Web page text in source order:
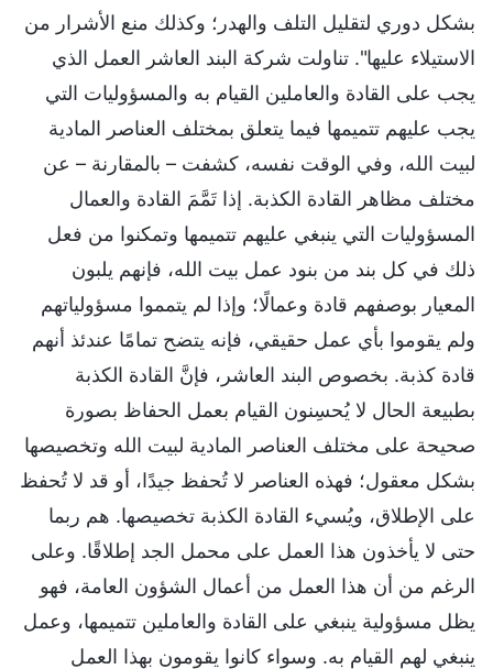
بشكل دوري لتقليل التلف والهدر؛ وكذلك منع الأشرار من
الاستيلاء عليها". تناولت شركة البند العاشر العمل الذي
يجب على القادة والعاملين القيام به والمسؤوليات التي
يجب عليهم تتميمها فيما يتعلق بمختلف العناصر المادية
لبيت الله، وفي الوقت نفسه، كشفت – بالمقارنة – عن
مختلف مظاهر القادة الكذبة. إذا تَمَّمَ القادة والعمال
المسؤوليات التي ينبغي عليهم تتميمها وتمكنوا من فعل
ذلك في كل بند من بنود عمل بيت الله، فإنهم يلبون
المعيار بوصفهم قادة وعمالًا؛ وإذا لم يتمموا مسؤولياتهم
ولم يقوموا بأي عمل حقيقي، فإنه يتضح تمامًا عندئذ أنهم
قادة كذبة. بخصوص البند العاشر، فإنَّ القادة الكذبة
بطبيعة الحال لا يُحسِنون القيام بعمل الحفاظ بصورة
صحيحة على مختلف العناصر المادية لبيت الله وتخصيصها
بشكل معقول؛ فهذه العناصر لا تُحفظ جيدًا، أو قد لا تُحفظ
على الإطلاق، ويُسيء القادة الكذبة تخصيصها. هم ربما
حتى لا يأخذون هذا العمل على محمل الجد إطلاقًا. وعلى
الرغم من أن هذا العمل من أعمال الشؤون العامة، فهو
يظل مسؤولية ينبغي على القادة والعاملين تتميمها، وعمل
ينبغي لهم القيام به. وسواء كانوا يقومون بهذا العمل